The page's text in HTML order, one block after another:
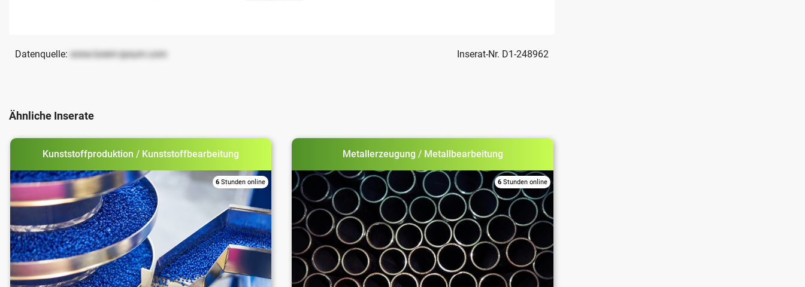
Datenquelle: www.lorem-ipsum.com Inserat-Nr. D1-248962
Ähnliche Inserate
Kunststoffproduktion / Kunststoffbearbeitung
6 Stunden online
Metallerzeugung / Metallbearbeitung
6Stunden online